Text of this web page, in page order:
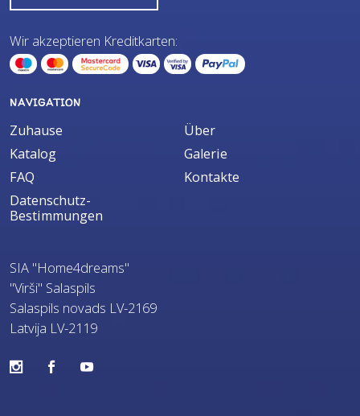
Wir akzeptieren Kreditkarten:
NAVIGATION
Zuhause
Über
Katalog
Galerie
FAQ
Kontakte
Datenschutz-
Bestimmungen
SIA "Home4dreams"
"Virši" Salaspils
Salaspils novads LV-2169
Latvija LV-2119